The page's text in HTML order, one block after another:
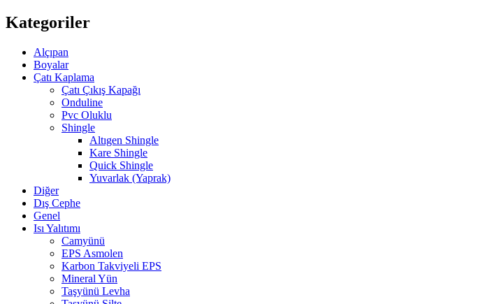
Kategoriler
Alçıpan
Boyalar
Çatı Kaplama
Çatı Çıkış Kapağı
Onduline
Pvc Oluklu
Shingle
Altıgen Shingle
Kare Shingle
Quick Shingle
Yuvarlak (Yaprak)
Diğer
Dış Cephe
Genel
Isı Yalıtımı
Camyünü
EPS Asmolen
Karbon Takviyeli EPS
Mineral Yün
Taşyünü Levha